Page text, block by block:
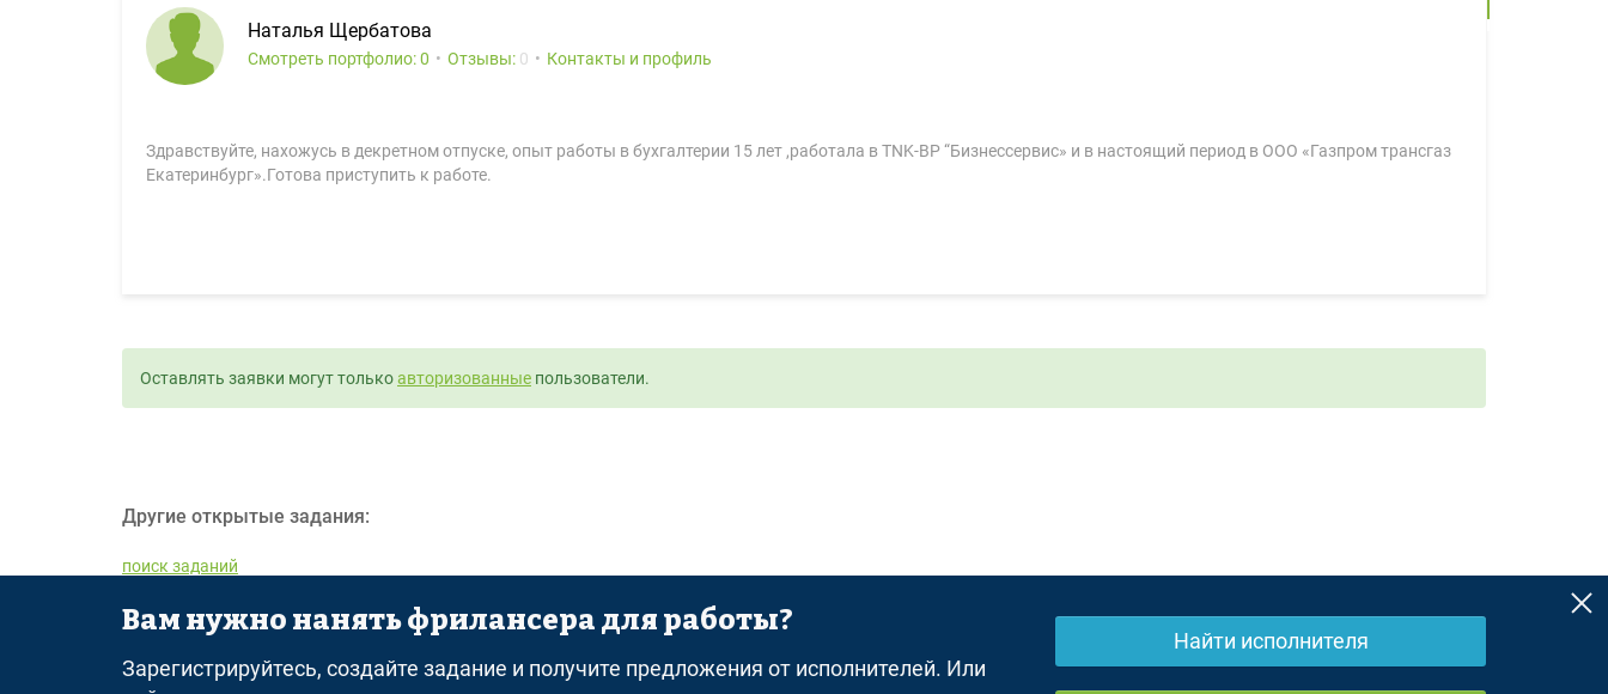
Наталья Щербатова
Смотреть портфолио: 0 Отзывы: 0 Контакты и профиль
Здравствуйте, нахожусь в декретном отпуске, опыт работы в бухгалтерии 15 лет ,работала в TNK-BP “Бизнессервис» и в настоящий период в ООО «Газпром трансгаз
Екатеринбург».Готова приступить к работе.
Оставлять заявки могут толькоавторизованные пользователи.
Другие открытые задания:
поиск заданий
© 2026 freelance.ru Сервисы Помощь Поиск Правила Оферта Политика конфиденциальности Дисклеймер о ЗоЗПП Отказ от ответственности
Вам нужно нанять фрилансера для работы?
Зарегистрируйтесь, создайте задание и получите предложения от исполнителей. Или
Найти исполнителя